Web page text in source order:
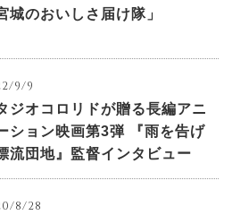
城のおいしさ届け隊」
9/9
ジオコロリドが贈る長編アニ
ション映画第3弾 『雨を告げ
流団地』監督インタビュー
8/28